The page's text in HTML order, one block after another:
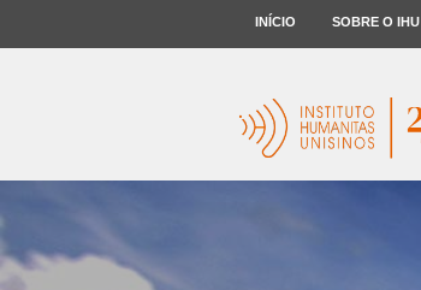
INÍCIO SOBRE O IHU